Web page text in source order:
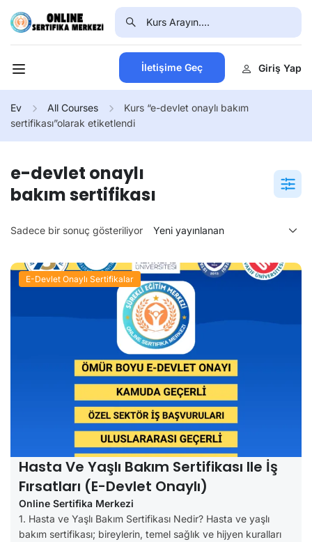
İletişime Geç Giriş Yap
Ev All Courses
Kurs “e-devlet onaylı bakım
sertifikası”olarak etiketlendi
e-devlet onaylı
bakım sertifikası
Sadece bir sonuç gösteriliyor
E-Devlet Onaylı Sertifikalar
Hasta Ve Yaşlı Bakım Sertifikası Ile İş
Fırsatları (e-Devlet Onaylı)
Online Sertifika Merkezi
1. Hasta ve Yaşlı Bakım Sertifikası Nedir? Hasta ve yaşlı
bakım sertifikası; bireylerin, temel sağlık ve hijyen kuralları